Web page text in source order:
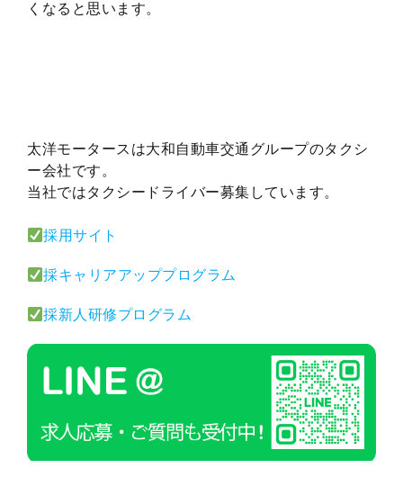
くなると思います。
太洋モータースは大和自動車交通グループのタクシ
ー会社です。
当社ではタクシードライバー募集しています。
採用サイト
採キャリアアッププログラム
採新人研修プログラム